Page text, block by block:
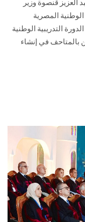
قنصوة وزير
المصرية
التدريبية الوطنية
بالمتاحف في إنشاء